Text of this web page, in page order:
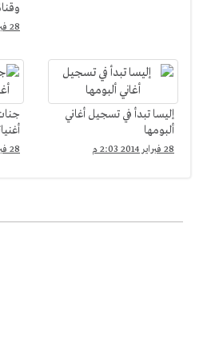
28 فبراير 2014 2:59 م
إليسا تبدأ في تسجيل أغاني
ألبومها
28 فبراير 2014 2:03 م 28 فبراير 2014 2:03 م